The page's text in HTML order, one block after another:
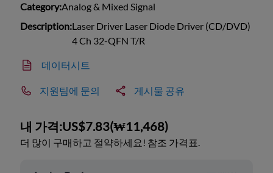
Category:Analog & Mixed Signal
Description:Laser Driver Laser Diode Driver (CD/DVD)
4 Ch 32-QFN T/R
데이터시트
지원팀에 문의 게시물 공유
내 가격:US$7.83(₩11,468)
더 많이 구매하고 절약하세요! 참조 가격표.